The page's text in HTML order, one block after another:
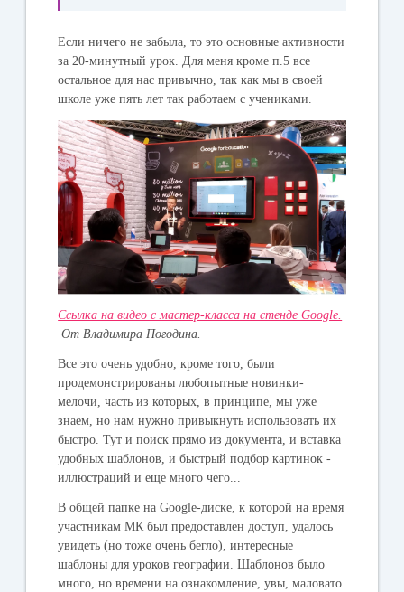
Если ничего не забыла, то это основные активности
за 20-минутный урок. Для меня кроме п.5 все
остальное для нас привычно, так как мы в своей
школе уже пять лет так работаем с учениками.
Ссылка на видео с мастер-класса на стенде Google.
От Владимира Погодина.
Все это очень удобно, кроме того, были
продемонстрированы любопытные новинки-
мелочи, часть из которых, в принципе, мы уже
знаем, но нам нужно привыкнуть использовать их
быстро. Тут и поиск прямо из документа, и вставка
удобных шаблонов, и быстрый подбор картинок -
иллюстраций и еще много чего...
В общей папке на Google-диске, к которой на время
участникам МК был предоставлен доступ, удалось
увидеть (но тоже очень бегло), интересные
шаблоны для уроков географии. Шаблонов было
много, но времени на ознакомление, увы, маловато.